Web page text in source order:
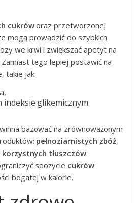
cukróworaz przetworzonej
mogą prowadzić do szybkich
we krwi i zwiększać apetyt na
tego lepiej postawić na
takie jak:
indeksie glikemicznym.
bazować na zrównoważonym
pełnoziarnistych zbóż,
korzystnych tłuszczów.
spożycie cukrów
bogatej w kalorie.